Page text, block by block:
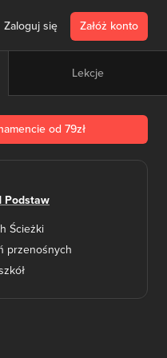
Zaloguj się Załóż konto
Lekcje
od 79zł
Podstaw
Ścieżki
przenośnych